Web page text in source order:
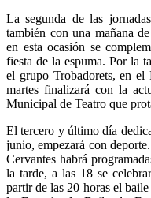
La segunda de las
también con una mañana
en esta ocasión se
fiesta de la espuma. Por la
el grupo Trobadorets, en el
martes finalizará con la
Municipal de Teatro que
El tercero y último día
junio, empezará con
Cervantes habrá
la tarde, a las 18 se
partir de las 20 horas el